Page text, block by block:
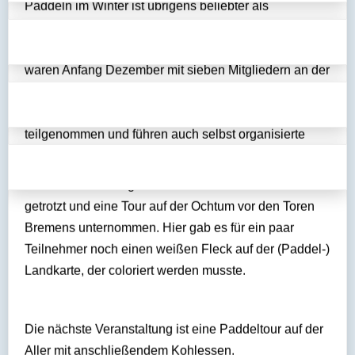
Paddeln im Winter ist übrigens beliebter als
waren Anfang Dezember mit sieben Mitgliedern an der
teilgenommen und führen auch selbst organisierte
getrotzt und eine Tour auf der Ochtum vor den Toren
Bremens unternommen. Hier gab es für ein paar
Teilnehmer noch einen weißen Fleck auf der (Paddel-)
Landkarte, der coloriert werden musste.
Die nächste Veranstaltung ist eine Paddeltour auf der
Aller mit anschließendem Kohlessen.